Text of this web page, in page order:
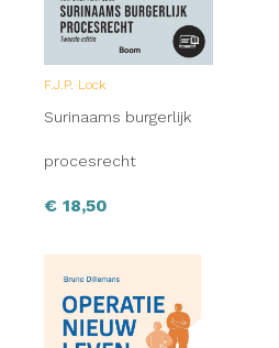
F.J.P. Lock
Surinaams burgerlijk
procesrecht
€ 18,50